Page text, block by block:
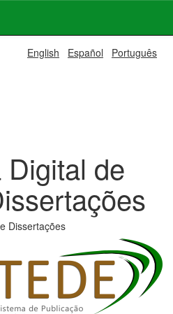
English Español Português
de
Dissertações